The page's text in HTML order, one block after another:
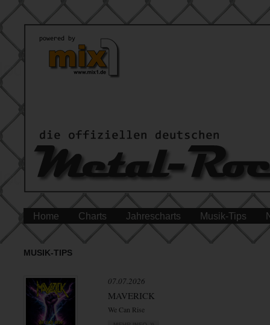
Home Charts Jahrescharts Musik-Tips
MUSIK-TIPS
07.07.2026
MAVERICK
We Can Rise